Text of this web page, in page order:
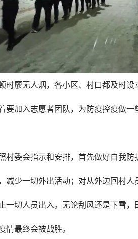
时廖无人烟，各小区、村口都及时
要加入志愿者团队，为防疫控疫做
村委会指示和安排，首先做好自我
减少一切外出活动；对从外边回村
一切人员出入。无论刮风还是下雪
情最终会被战胜。